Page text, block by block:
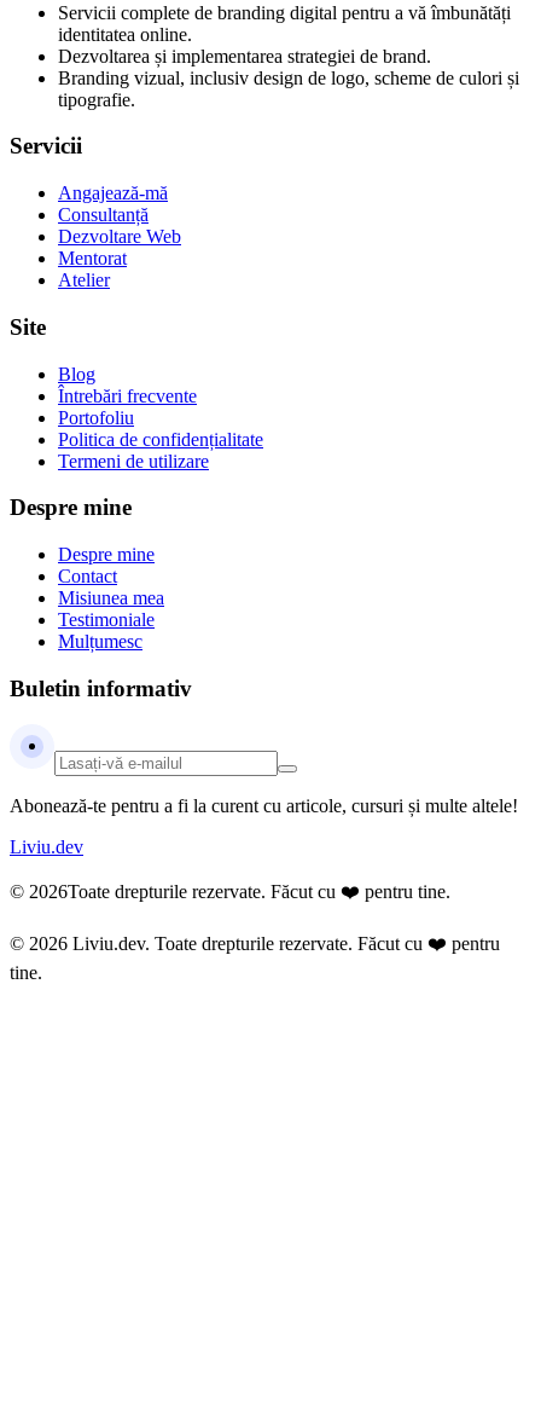
Servicii complete de branding digital pentru a vă îmbunătăți
identitatea online.
Dezvoltarea și implementarea strategiei de brand.
Branding vizual, inclusiv design de logo, scheme de culori și
tipografie.
Servicii
Angajează-mă
Consultanță
Dezvoltare Web
Mentorat
Atelier
Site
Blog
Întrebări frecvente
Portofoliu
Politica de confidențialitate
Termeni de utilizare
Despre mine
Despre mine
Contact
Misiunea mea
Testimoniale
Mulțumesc
Buletin informativ
Abonează-te pentru a fi la curent cu articole, cursuri și multe altele!
Liviu.dev
© 2026Toate drepturile rezervate. Făcut cu ❤️ pentru tine.
© 2026 Liviu.dev. Toate drepturile rezervate. Făcut cu ❤️ pentru
tine.